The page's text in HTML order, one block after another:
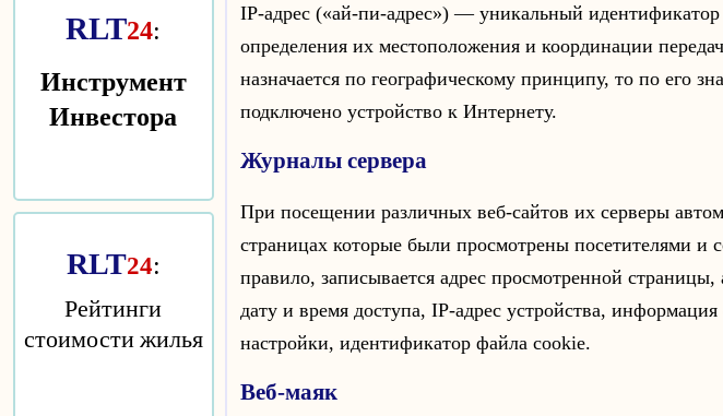
RLT24:
Инструмент
Инвестора
RLT24:
Рейтинги
стоимости жилья
IP-адрес («ай-пи-адрес») — уникальный
определения их местоположения и координации
назначается по географическому принципу, то по его
подключено устройство к Интернету.
Журналы сервера
При посещении различных веб-сайтов их серверы
страницах которые были просмотрены посетителями и
правило, записывается адрес просмотренной
дату и время доступа, IP-адрес устройства,
настройки, идентификатор файла cookie.
Веб-маяк